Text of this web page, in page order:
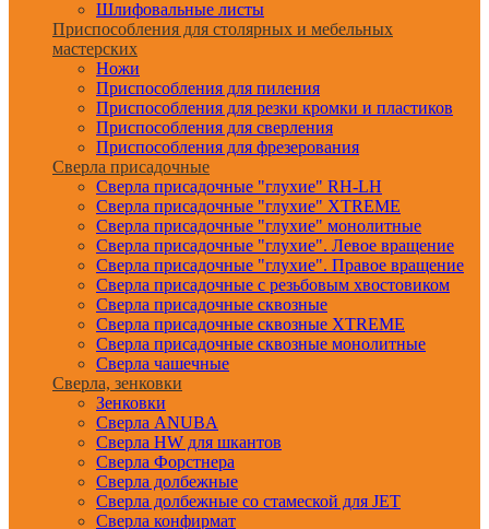
Шлифовальные листы
Приспособления для столярных и мебельных
мастерских
Ножи
Приспособления для пиления
Приспособления для резки кромки и пластиков
Приспособления для сверления
Приспособления для фрезерования
Сверла присадочные
Сверла присадочные "глухие" RH-LH
Сверла присадочные "глухие" XTREME
Сверла присадочные "глухие" монолитные
Сверла присадочные "глухие". Левое вращение
Сверла присадочные "глухие". Правое вращение
Сверла присадочные с резьбовым хвостовиком
Сверла присадочные сквозные
Сверла присадочные сквозные XTREME
Сверла присадочные сквозные монолитные
Сверла чашечные
Сверла, зенковки
Зенковки
Сверла ANUBA
Сверла HW для шкантов
Сверла Форстнера
Сверла долбежные
Сверла долбежные со стамеской для JET
Сверла конфирмат